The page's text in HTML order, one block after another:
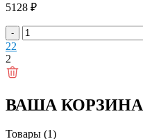
5128 ₽
-
22
2
ВАША КОРЗИНА
Товары (1)